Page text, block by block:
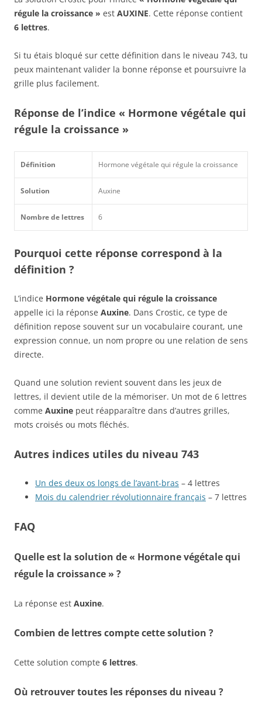
régule la croissance » est AUXINE. Cette réponse contient
6 lettres.
Si tu étais bloqué sur cette définition dans le niveau 743, tu
peux maintenant valider la bonne réponse et poursuivre la
grille plus facilement.
Réponse de l’indice « Hormone végétale qui
régule la croissance »
Définition Hormone végétale qui régule la croissance
Solution Auxine
Nombre de lettres 6
Pourquoi cette réponse correspond à la
définition ?
L’indice Hormone végétale qui régule la croissance
appelle ici la réponse Auxine. Dans Crostic, ce type de
définition repose souvent sur un vocabulaire courant, une
expression connue, un nom propre ou une relation de sens
directe.
Quand une solution revient souvent dans les jeux de
lettres, il devient utile de la mémoriser. Un mot de 6 lettres
comme Auxine peut réapparaître dans d’autres grilles,
mots croisés ou mots fléchés.
Autres indices utiles du niveau 743
Un des deux os longs de l’avant-bras – 4 lettres
Mois du calendrier révolutionnaire français – 7 lettres
FAQ
Quelle est la solution de « Hormone végétale qui
régule la croissance » ?
La réponse est Auxine.
Combien de lettres compte cette solution ?
Cette solution compte 6 lettres.
Où retrouver toutes les réponses du niveau ?